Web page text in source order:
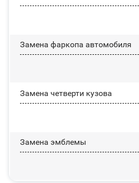
Замена фаркопа автомобиля
Замена четверти кузова
Замена эмблемы